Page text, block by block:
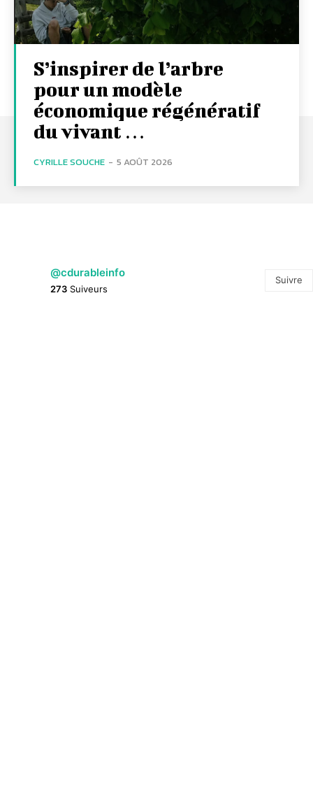
S’inspirer de l’arbre
pour un modèle
économique régénératif
du vivant …
CYRILLE SOUCHE - 5 AOÛT 2026
@cdurableinfo
273 Suiveurs
Suivre